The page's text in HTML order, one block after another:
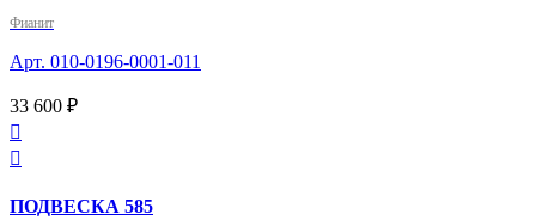
Фианит
Арт. 010-0196-0001-011
33 600 ₽


ПОДВЕСКА 585